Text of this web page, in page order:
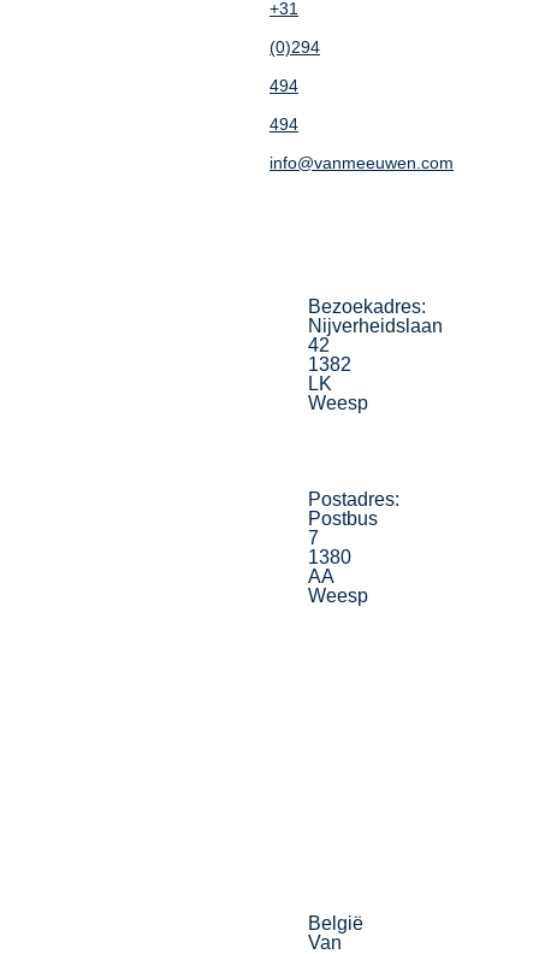
+31
(0)294
494
494
info@vanmeeuwen.com
Bezoekadres:
Nijverheidslaan
42
1382
LK
Weesp
Postadres:
Postbus
7
1380
AA
Weesp
België
Van